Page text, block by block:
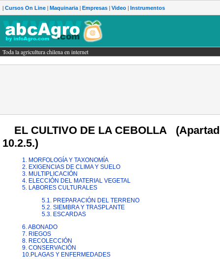
| Cursos On Line | Maquinaria | Empresas | Video | Instrumentos
Toda la agricultura chilena en internet
EL CULTIVO DE LA CEBOLLA
10.2.5.)
1. MORFOLOGÍA Y TAXONOMÍA
2. EXIGENCIAS DE CLIMA Y SUELO
3. MULTIPLICACIÓN
4. ELECCIÓN DEL MATERIAL VEGETAL
5. LABORES CULTURALES
5.1. PREPARACIÓN DEL TERRENO
5.2. SIEMBRA Y TRASPLANTE
5.3. ESCARDAS
6. ABONADO
7. RIEGOS
8. RECOLECCIÓN
9. CONSERVACIÓN
10.PLAGAS Y ENFERMEDADES